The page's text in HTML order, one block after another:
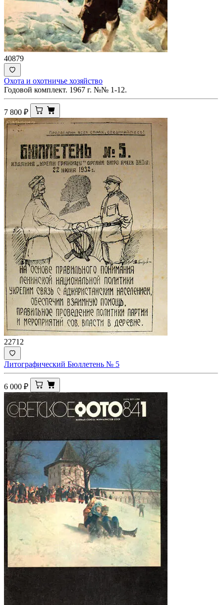
40879
Охота и охотничье хозяйство
Годовой комплект. 1967 г. №№ 1-12.
7 800 ₽
22712
Литографический Бюллетень № 5
6 000 ₽